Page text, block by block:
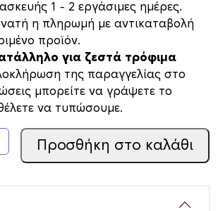
1 – 2 εργάσιμες ημέρες.
η πληρωμή με αντικαταβολή
προϊόν.
για ζεστά τρόφιμα
της παραγγελίας στο
μπορείτε να γράψετε το
να τυπώσουμε.
Προσθήκη στο καλάθι